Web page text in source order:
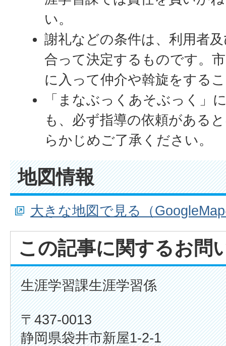
い。
謝礼などの条件は、利用者
合って決定するものです。
に入って仲介や斡旋をする
「まなぶっくあそぶっく」
も、必ず指導の依頼がある
らかじめご了承ください。
地図情報
大きな地図で見る（
この記事に関するお問
生涯学習課生涯学習係
〒437-0013
静岡県袋井市新屋1-2-1